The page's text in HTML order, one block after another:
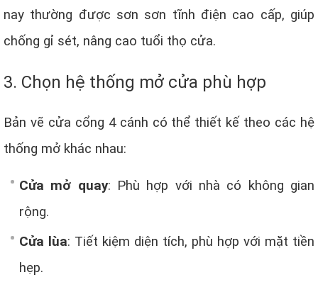
nay thường được sơn sơn tĩnh điện cao cấp, giúp
chống gỉ sét, nâng cao tuổi thọ cửa.
3. Chọn hệ thống mở cửa phù hợp
Bản vẽ cửa cổng 4 cánh có thể thiết kế theo các hệ
thống mở khác nhau:
Cửa mở quay: Phù hợp với nhà có không gian
rộng.
Cửa lùa: Tiết kiệm diện tích, phù hợp với mặt tiền
hẹp.